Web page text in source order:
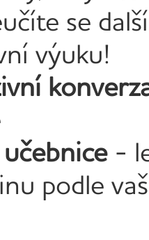
se
výuku!
-
podle